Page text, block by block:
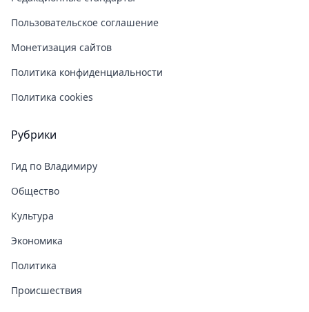
Пользовательское соглашение
Монетизация сайтов
Политика конфиденциальности
Политика cookies
Рубрики
Гид по Владимиру
Общество
Культура
Экономика
Политика
Происшествия